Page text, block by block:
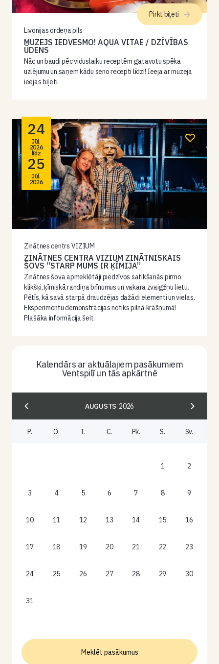
Livonijas ordeņa pils
MUZEJS IEDVESMO! AQUA VITAE / DZĪVĪBAS
ŪDENS
Nāc un baudi pēc viduslaiku receptēm gatavotu spēka
uzlējumu un saņem kādu seno recepti līdzi! Ieeja ar muzeja
ieejas biļeti.
Pirkt biļeti
24
Jūl.
2026
līdz
25
Jūl.
2026
Zinātnes centrs VIZIUM
ZINĀTNES CENTRA VIZIUM ZINĀTNISKAIS
ŠOVS “STARP MUMS IR ĶĪMIJA”
Zinātnes šova apmeklētāji piedzīvos satikšanās pirmo
klikšķi, ķīmiskā randiņa brīnumus un vakara zvaigžņu lietu.
Pētīs, kā savā starpā draudzējas dažādi elementi un vielas.
Eksperimentu demonstrācijas notiks pilnā krāšņumā!
Plašāka informācija šeit.
Kalendārs ar aktuālajiem pasākumiem
Ventspilī un tās apkārtnē
AUGUSTS 2026
P. O. T. C. Pk. S. Sv.
1 2
3 4 5 6 7 8 9
10 11 12 13 14 15 16
17 18 19 20 21 22 23
24 25 26 27 28 29 30
31
Meklēt pasākumus